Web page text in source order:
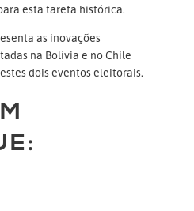
esta tarefa histórica.
as inovações
na Bolívia e no Chile
dois eventos eleitorais.